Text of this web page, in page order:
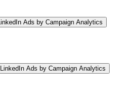
LinkedIn Ads by Campaign Analytics
LinkedIn Ads by Campaign Analytics